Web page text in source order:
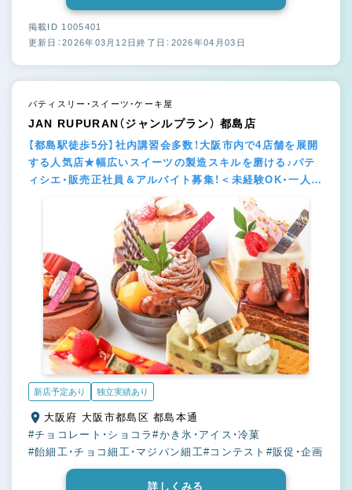
掲載ID 1005401
更新日：2026年03月12日終了日：2026年04月03日
パティスリー・スイーツ・ケーキ屋
JAN RUPURAN（ジャンルプラン） 都島店
【都島駅徒歩5分】社内講習会多数！大阪市内で4店舗を展開
する人気店★幅広いスイーツの製造スキルを磨ける♪パテ
ィシエ・販売正社員＆アルバイト募集！＜未経験OK・一人暮
新店予定あり 独立実績あり
大阪府 大阪市都島区 都島本通
#チョコレート・ショコラ#かき氷・アイス・冷菓
#飴細工・チョコ細工・マジパン細工#コンテスト #販促・企画
詳しくみる